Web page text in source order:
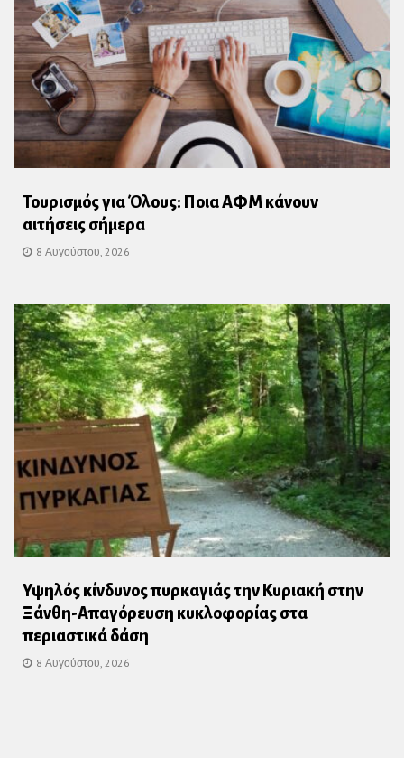
Τουρισμός για Όλους: Ποια ΑΦΜ κάνουν
αιτήσεις σήμερα
8 Αυγούστου, 2026
Υψηλός κίνδυνος πυρκαγιάς την Κυριακή στην
Ξάνθη-Απαγόρευση κυκλοφορίας στα
περιαστικά δάση
8 Αυγούστου, 2026